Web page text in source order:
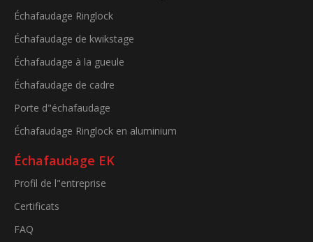
Échafaudage Ringlock
Échafaudage de kwikstage
Échafaudage à la gueule
Échafaudage de cadre
Porte d"échafaudage
Échafaudage Ringlock en aluminium
Échafaudage EK
Profil de l"entreprise
Certificats
FAQ